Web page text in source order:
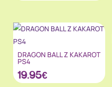
DRAGON BALL Z KAKAROT
PS4
19.95€